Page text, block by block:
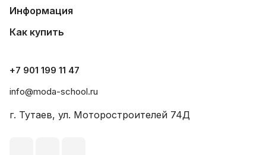
Информация
Как купить
+7 901 199 11 47
info@moda-school.ru
г. Тутаев, ул. Моторостроителей 74Д